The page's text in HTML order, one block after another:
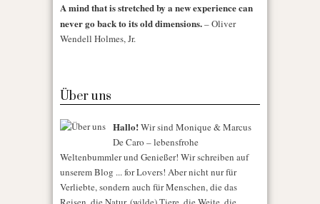
A mind that is stretched by a new experience can
never go back to its old dimensions.– Oliver
Wendell Holmes, Jr.
Über uns
Hallo!Wir sind Monique & Marcus
De Caro – lebensfrohe
Weltenbummler und Genießer! Wir schreiben auf
unserem Blog ... for Lovers! Aber nicht nur für
Verliebte, sondern auch für Menschen, die das